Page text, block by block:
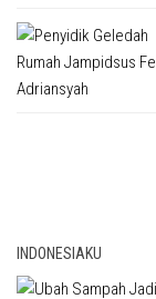
INDONESIAKU